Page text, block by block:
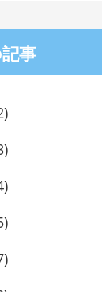
事